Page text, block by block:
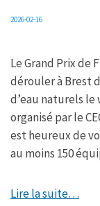
2026-02-16
Le Grand Prix de
dérouler à Brest
d’eau naturels le
organisé par le
est heureux de
au moins 150
Lire la suite…